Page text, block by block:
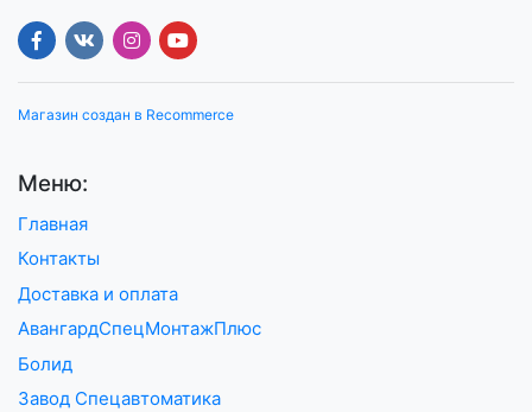
Магазин создан в Recommerce
Меню:
Главная
Контакты
Доставка и оплата
АвангардСпецМонтажПлюс
Болид
Завод Спецавтоматика